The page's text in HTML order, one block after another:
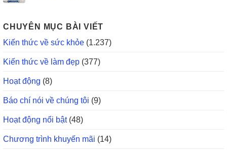
CHUYÊN MỤC BÀI VIẾT
Kiến thức về sức khỏe (1.237)
Kiến thức về làm đẹp (377)
Hoạt động (8)
Báo chí nói về chúng tôi (9)
Hoạt động nổi bật(48)
Chương trình khuyến mãi (14)